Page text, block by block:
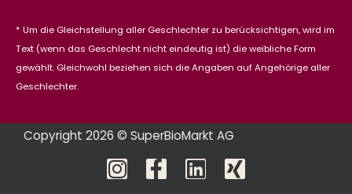
* Um die Gleichstellung aller Geschlechter zu berücksichtigen, wird im
Text (wenn das Geschlecht nicht eindeutig ist) die weibliche Form
gewählt. Gleichwohl beziehen sich die Angaben auf Angehörige aller
Geschlechter.
Copyright 2026 © SuperBioMarkt AG